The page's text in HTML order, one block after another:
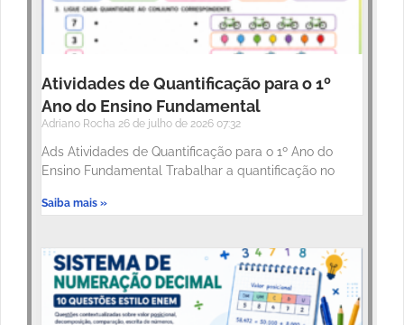
Atividades de Quantificação para o 1º
Ano do Ensino Fundamental
Adriano Rocha 26 de julho de 2026 07:32
Ads Atividades de Quantificação para o 1º Ano do
Ensino Fundamental Trabalhar a quantificação no
Saiba mais »